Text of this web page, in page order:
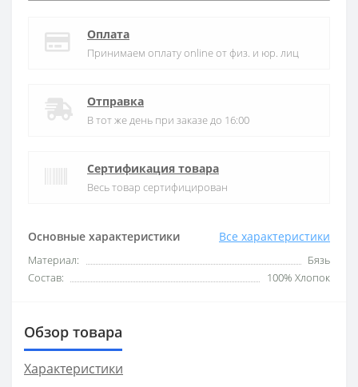
Основные характеристики Все характеристики
Материал:
Бязь
Состав:
100% Хлопок
Оплата
Принимаем оплату online от физ. и юр. лиц
Отправка
В тот же день при заказе до 16:00
Сертификация товара
Весь товар сертифицирован
Обзор товара
Характеристики